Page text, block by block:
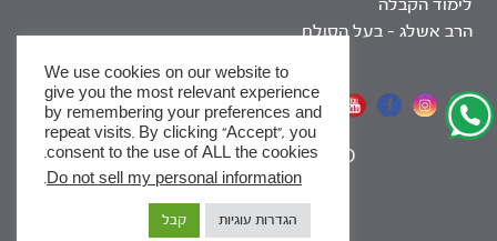
לימוד הקבלה
הרב אשלג – בעל הסולם
אתר שומר שבת
SEO
|
We use cookies on our website to
give you the most relevant experience
by remembering your preferences and
repeat visits. By clicking “Accept”, you
consent to the use of ALL the cookies.
Do not sell my personal information
.
הגדרות עוגיות קבל
x